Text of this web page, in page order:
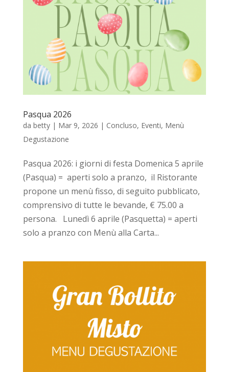
Pasqua 2026
da betty| Mar 9, 2026 | Concluso, Eventi, Menù
Degustazione
Pasqua 2026: i giorni di festa Domenica 5 aprile
(Pasqua) = aperti solo a pranzo, il Ristorante
propone un menù fisso, di seguito pubblicato,
comprensivo di tutte le bevande, € 75.00 a
persona. Lunedì 6 aprile (Pasquetta) = aperti
solo a pranzo con Menù alla Carta...